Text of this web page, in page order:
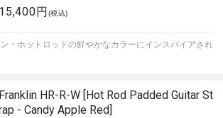
15,400円 (税込)
・ホットロッドの鮮やかなカラーにインスパイアされ
Franklin HR-R-W [Hot Rod Padded Guitar St
- Candy Apple Red]